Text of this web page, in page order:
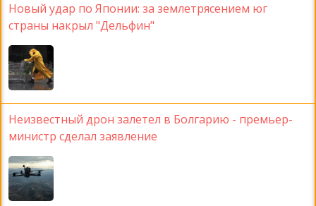
Новый удар по Японии: за землетрясением юг
страны накрыл "Дельфин"
Неизвестный дрон залетел в Болгарию - премьер-
министр сделал заявление